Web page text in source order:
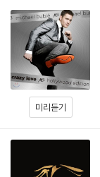
미리듣기